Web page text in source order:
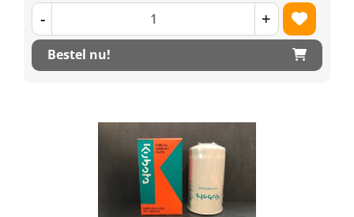
- +
Bestel nu!